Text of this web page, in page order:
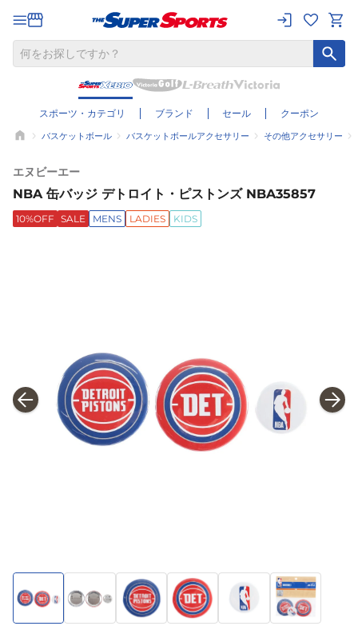
スポーツ・カテゴリ ブランド セール クーポン
バスケットボール バスケットボールアクセサリー その他アクセサリー
エヌビーエー
NBA 缶バッジ デトロイト・ピストンズ NBA35857
10%OFF SALE MENS LADIES KIDS